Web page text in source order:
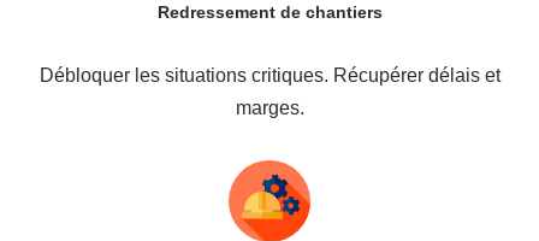
Redressement de chantiers
Débloquer les situations critiques. Récupérer délais et
marges.